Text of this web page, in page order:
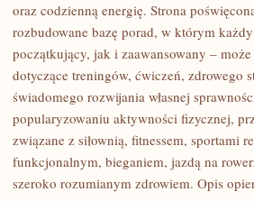
LIFESTYLE
INSPIRACJE
oraz codzienną energię. Strona
rozbudowane bazę porad, w którym
początkujący, jak i zaawansowany –
dotyczące treningów, ćwiczeń, zdrowego
świadomego rozwijania własnej
popularyzowaniu aktywności fizycznej,
związane z siłownią, fitnessem, sportami
funkcjonalnym, bieganiem, jazdą na
szeroko rozumianym zdrowiem. Opis